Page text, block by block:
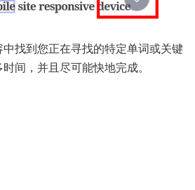
找到您正在寻找的特定单词或关键
间，并且尽可能快地完成。